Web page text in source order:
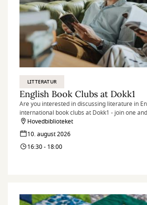
LITTERATUR
English Book Clubs at Dokk1
Are you interested in discussing literature in
international book clubs at Dokk1 - join one
literature lovers.
Hovedbiblioteket
10. august 2026
16:30 - 18:00